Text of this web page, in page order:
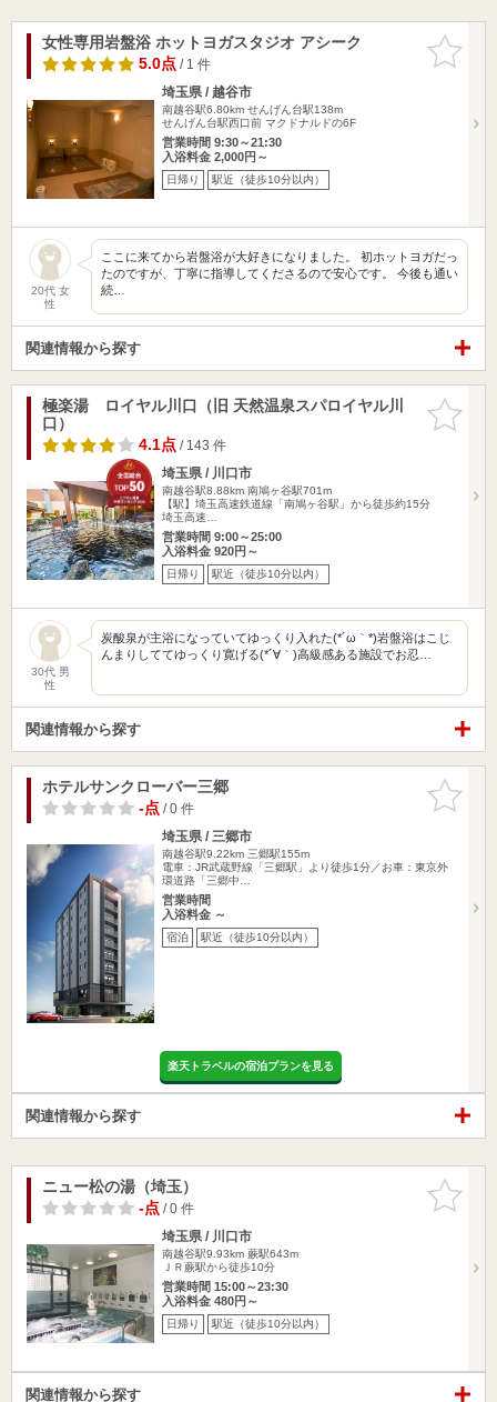
お気に入
りに追加
女性専用岩盤浴 ホットヨガスタジオ アシーク
5.0点/ 1 件
埼玉県 / 越谷市
南越谷駅6.80km せんげん台駅138m
せんげん台駅西口前 マクドナルドの6F
営業時間 9:30～21:30
入浴料金 2,000円～
日帰り 駅近（徒歩10分以内）
20代 女
性
ここに来てから岩盤浴が大好きになりました。 初ホットヨガだっ
たのですが、丁寧に指導してくださるので安心です。 今後も通い
続…
関連情報から探す
お気に入
りに追加
極楽湯 ロイヤル川口（旧 天然温泉スパロイヤル川
口）
4.1点/ 143 件
埼玉県 / 川口市
南越谷駅8.88km 南鳩ヶ谷駅701m
【駅】埼玉高速鉄道線「南鳩ヶ谷駅」から徒歩約15分
埼玉高速…
営業時間 9:00～25:00
入浴料金 920円～
日帰り 駅近（徒歩10分以内）
30代 男
性
炭酸泉が主浴になっていてゆっくり入れた(*´ω｀*)岩盤浴はこじ
んまりしててゆっくり寛げる(*´∀｀)高級感ある施設でお忍…
関連情報から探す
お気に入
りに追加
ホテルサンクローバー三郷
-点/ 0 件
埼玉県 / 三郷市
南越谷駅9.22km 三郷駅155m
電車：JR武蔵野線「三郷駅」より徒歩1分／お車：東京外
環道路「三郷中…
営業時間
入浴料金 ～
宿泊 駅近（徒歩10分以内）
楽天トラベルの宿泊プランを見る
関連情報から探す
お気に入
りに追加
ニュー松の湯（埼玉）
-点/ 0 件
埼玉県 / 川口市
南越谷駅9.93km 蕨駅643m
ＪＲ蕨駅から徒歩10分
営業時間 15:00～23:30
入浴料金 480円～
日帰り 駅近（徒歩10分以内）
関連情報から探す